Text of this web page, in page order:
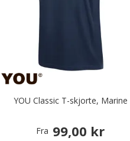
YOU Classic T-skjorte, Marine
Fra 99,00 kr